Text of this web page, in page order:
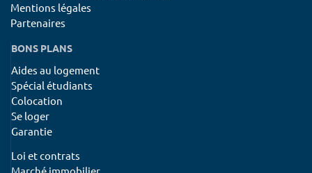
Mentions légales
Partenaires
BONS PLANS
Aides au logement
Spécial étudiants
Colocation
Se loger
Garantie
Loi et contrats